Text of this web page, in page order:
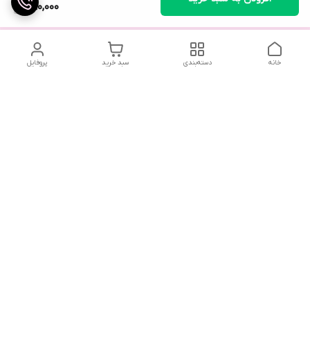
990,000
پروفایل سبد خرید دسته‌بندی خانه